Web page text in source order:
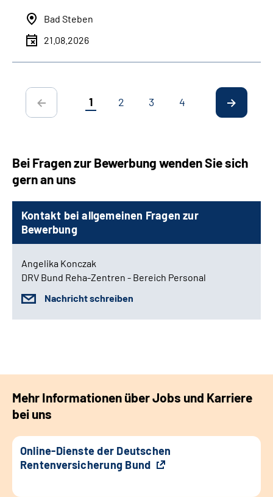
Bad Steben
21.08.2026
1 2 3 4
Bei Fragen zur Bewerbung wenden Sie sich
gern an uns
Kontakt bei allgemeinen Fragen zur
Bewerbung
Angelika Konczak
DRV Bund Reha-Zentren - Bereich Personal
Nachricht schreiben
Mehr Informationen über Jobs und Karriere
bei uns
Online-Dienste der Deutschen
Rentenversicherung Bund